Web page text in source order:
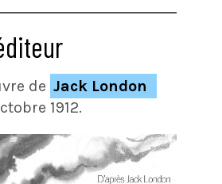
de Jack London
1912.